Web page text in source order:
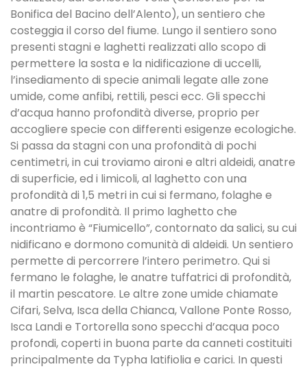
Bonifica del Bacino dell’Alento), un sentiero che
costeggia il corso del fiume. Lungo il sentiero sono
presenti stagni e laghetti realizzati allo scopo di
permettere la sosta e la nidificazione di uccelli,
l’insediamento di specie animali legate alle zone
umide, come anfibi, rettili, pesci ecc. Gli specchi
d’acqua hanno profondità diverse, proprio per
accogliere specie con differenti esigenze ecologiche.
Si passa da stagni con una profondità di pochi
centimetri, in cui troviamo aironi e altri aldeidi, anatre
di superficie, ed i limicoli, al laghetto con una
profondità di 1,5 metri in cui si fermano, folaghe e
anatre di profondità. Il primo laghetto che
incontriamo è “Fiumicello”, contornato da salici, su cui
nidificano e dormono comunità di aldeidi. Un sentiero
permette di percorrere l’intero perimetro. Qui si
fermano le folaghe, le anatre tuffatrici di profondità,
il martin pescatore. Le altre zone umide chiamate
Cifari, Selva, Isca della Chianca, Vallone Ponte Rosso,
Isca Landi e Tortorella sono specchi d’acqua poco
profondi, coperti in buona parte da canneti costituiti
principalmente da Typha latifiolia e carici. In questi